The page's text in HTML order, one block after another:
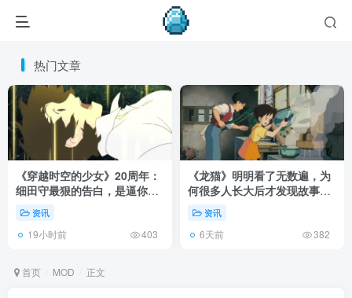
热门文章
《穿越时空的少女》20周年：
细田守最狠的告白，是逼你承
认有些夏天回不去了！
资讯
19小时前 403
《龙猫》明明看了无数遍，为
何很多人长大后才发现故事根
本不在 1988 年！
资讯
6天前 382
首页 MOD 正文